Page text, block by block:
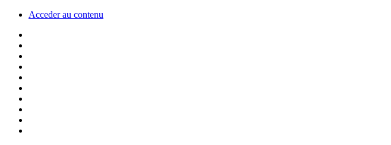
Acceder au contenu